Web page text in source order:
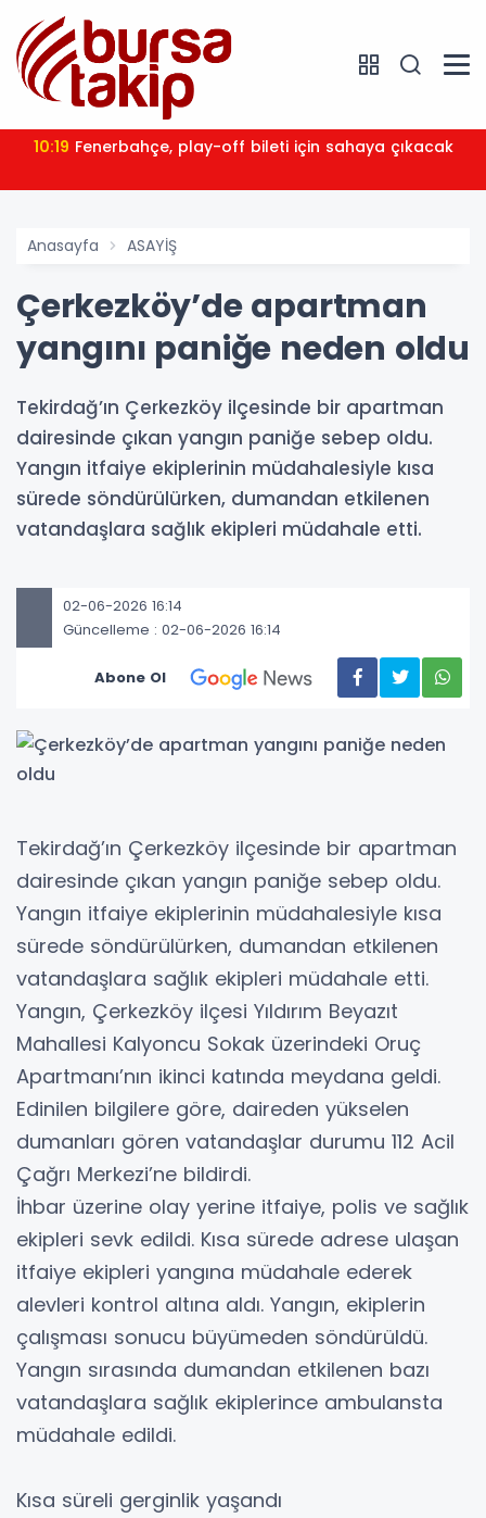
10:19 Fenerbahçe, play-off bileti için sahaya çıkacak
Anasayfa ASAYİŞ
Çerkezköy’de apartman
yangını paniğe neden oldu
Tekirdağ’ın Çerkezköy ilçesinde bir apartman
dairesinde çıkan yangın paniğe sebep oldu.
Yangın itfaiye ekiplerinin müdahalesiyle kısa
sürede söndürülürken, dumandan etkilenen
vatandaşlara sağlık ekipleri müdahale etti.
02-06-2026 16:14
Güncelleme : 02-06-2026 16:14
Abone Ol
Tekirdağ’ın Çerkezköy ilçesinde bir apartman
dairesinde çıkan yangın paniğe sebep oldu.
Yangın itfaiye ekiplerinin müdahalesiyle kısa
sürede söndürülürken, dumandan etkilenen
vatandaşlara sağlık ekipleri müdahale etti.
Yangın, Çerkezköy ilçesi Yıldırım Beyazıt
Mahallesi Kalyoncu Sokak üzerindeki Oruç
Apartmanı’nın ikinci katında meydana geldi.
Edinilen bilgilere göre, daireden yükselen
dumanları gören vatandaşlar durumu 112 Acil
Çağrı Merkezi’ne bildirdi.
İhbar üzerine olay yerine itfaiye, polis ve sağlık
ekipleri sevk edildi. Kısa sürede adrese ulaşan
itfaiye ekipleri yangına müdahale ederek
alevleri kontrol altına aldı. Yangın, ekiplerin
çalışması sonucu büyümeden söndürüldü.
Yangın sırasında dumandan etkilenen bazı
vatandaşlara sağlık ekiplerince ambulansta
müdahale edildi.
Kısa süreli gerginlik yaşandı